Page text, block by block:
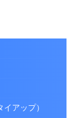
アップ）